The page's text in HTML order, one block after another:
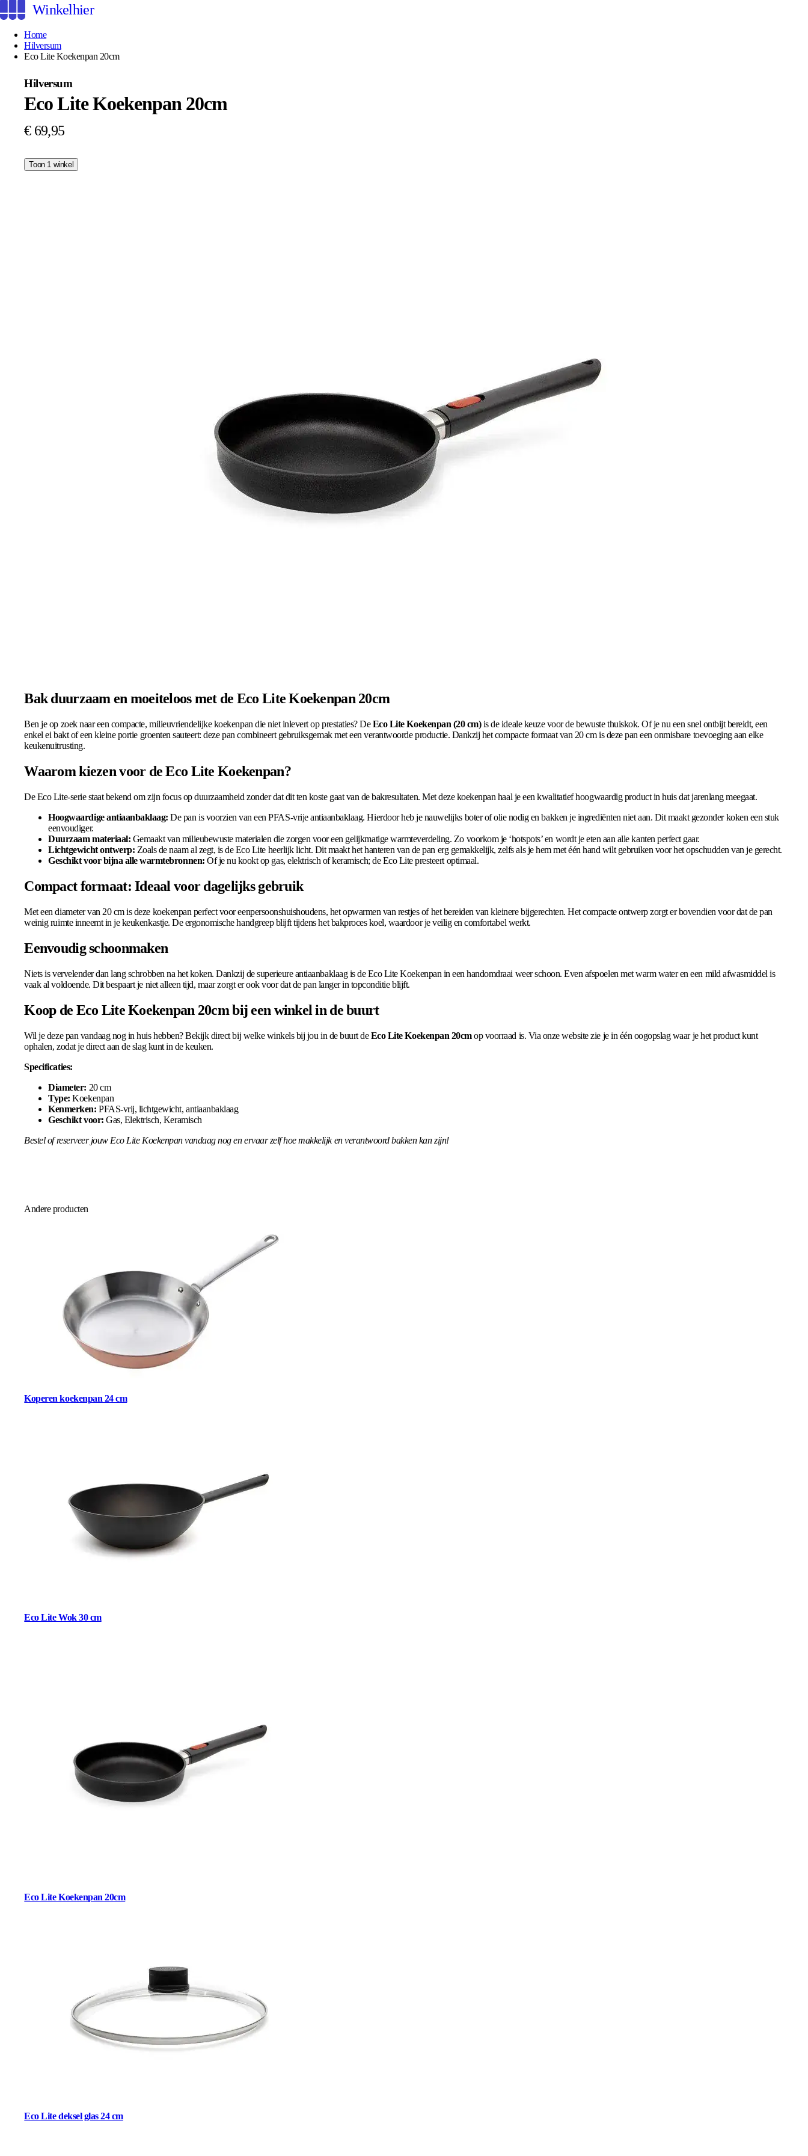
Winkelhier
Home
Hilversum
Eco Lite Koekenpan 20cm
Hilversum
Eco Lite Koekenpan 20cm
€ 69,95
Toon 1 winkel
Bak duurzaam en moeiteloos met de Eco Lite Koekenpan 20cm
Ben je op zoek naar een compacte, milieuvriendelijke koekenpan die niet inlevert op prestaties? DeEco Lite Koekenpan (20 cm)is de ideale keuze voor de bewuste thuiskok. Of je nu een snel ontbijt bereidt, een
enkel ei bakt of een kleine portie groenten sauteert: deze pan combineert gebruiksgemak met een verantwoorde productie. Dankzij het compacte formaat van 20 cm is deze pan een onmisbare toevoeging aan elke
keukenuitrusting.
Waarom kiezen voor de Eco Lite Koekenpan?
De Eco Lite-serie staat bekend om zijn focus op duurzaamheid zonder dat dit ten koste gaat van de bakresultaten. Met deze koekenpan haal je een kwalitatief hoogwaardig product in huis dat jarenlang meegaat.
Hoogwaardige antiaanbaklaag: De pan is voorzien van een PFAS-vrije antiaanbaklaag. Hierdoor heb je nauwelijks boter of olie nodig en bakken je ingrediënten niet aan. Dit maakt gezonder koken een stuk
eenvoudiger.
Duurzaam materiaal: Gemaakt van milieubewuste materialen die zorgen voor een gelijkmatige warmteverdeling. Zo voorkom je ‘hotspots’ en wordt je eten aan alle kanten perfect gaar.
Lichtgewicht ontwerp: Zoals de naam al zegt, is de Eco Lite heerlijk licht. Dit maakt het hanteren van de pan erg gemakkelijk, zelfs als je hem met één hand wilt gebruiken voor het opschudden van je gerecht.
Geschikt voor bijna alle warmtebronnen: Of je nu kookt op gas, elektrisch of keramisch; de Eco Lite presteert optimaal.
Compact formaat: Ideaal voor dagelijks gebruik
Met een diameter van 20 cm is deze koekenpan perfect voor eenpersoonshuishoudens, het opwarmen van restjes of het bereiden van kleinere bijgerechten. Het compacte ontwerp zorgt er bovendien voor dat de pan
weinig ruimte inneemt in je keukenkastje. De ergonomische handgreep blijft tijdens het bakproces koel, waardoor je veilig en comfortabel werkt.
Eenvoudig schoonmaken
Niets is vervelender dan lang schrobben na het koken. Dankzij de superieure antiaanbaklaag is de Eco Lite Koekenpan in een handomdraai weer schoon. Even afspoelen met warm water en een mild afwasmiddel is
vaak al voldoende. Dit bespaart je niet alleen tijd, maar zorgt er ook voor dat de pan langer in topconditie blijft.
Koop de Eco Lite Koekenpan 20cm bij een winkel in de buurt
Wil je deze pan vandaag nog in huis hebben? Bekijk direct bij welke winkels bij jou in de buurt deEco Lite Koekenpan 20cmop voorraad is. Via onze website zie je in één oogopslag waar je het product kunt
ophalen, zodat je direct aan de slag kunt in de keuken.
Specificaties:
Diameter: 20 cm
Type: Koekenpan
Kenmerken: PFAS-vrij, lichtgewicht, antiaanbaklaag
Geschikt voor: Gas, Elektrisch, Keramisch
Bestel of reserveer jouw Eco Lite Koekenpan vandaag nog en ervaar zelf hoe makkelijk en verantwoord bakken kan zijn!
Andere producten
Koperen koekenpan 24 cm
Eco Lite Wok 30 cm
Eco Lite Koekenpan 20cm
Eco Lite deksel glas 24 cm